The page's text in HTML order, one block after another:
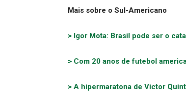
Mais sobre o Sul-Americano
> Igor Mota: Brasil pode ser o
> Com 20 anos de futebol
> A hipermaratona de Victor